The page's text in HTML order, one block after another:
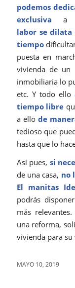
podemos
exclusiva
labor se dilata
tiempo
puesta en
vivienda de un
inmobiliaria lo
etc. Y todo ello
tiempo libre
a ello de
tedioso que
hasta que lo
Así pues, si
de una casa, no
El manitas
podrás
más
una reforma,
vivienda para su
MAYO 10, 2019